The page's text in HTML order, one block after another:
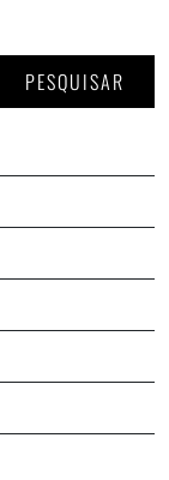
PESQUISAR